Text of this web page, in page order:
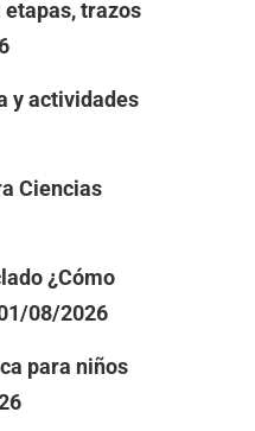
trazos
y actividades
Ciencias
¿Cómo
08/2026
para niños